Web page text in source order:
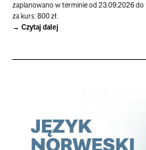
zaplanowano w terminie od 23.09.2026 do
za kurs: 800 zł.
Czytaj dalej